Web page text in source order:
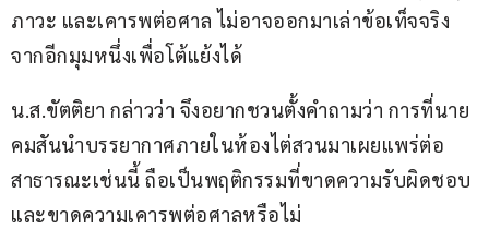
ภาวะ และเคารพต่อศาล ไม่อาจออกมาเล่าข้อเท็จจริง
จากอีกมุมหนึ่งเพื่อโต้แย้งได้
น.ส.ขัตติยา กล่าวว่า จึงอยากชวนตั้งคำถามว่า การที่นาย
คมสันนำบรรยากาศภายในห้องไต่สวนมาเผยแพร่ต่อ
สาธารณะเช่นนี้ ถือเป็นพฤติกรรมที่ขาดความรับผิดชอบ
และขาดความเคารพต่อศาลหรือไม่